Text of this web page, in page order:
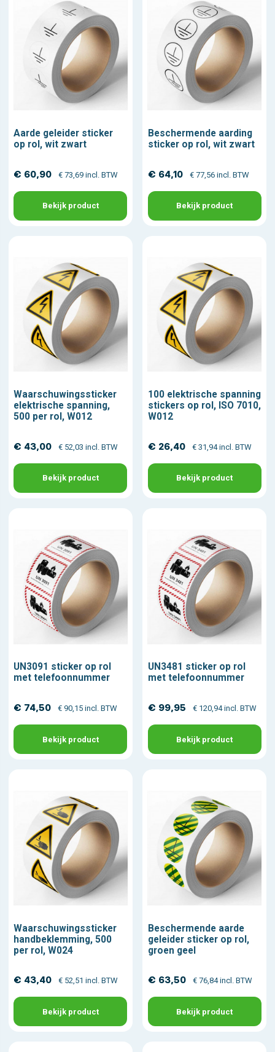
Aarde geleider sticker
op rol, wit zwart
€ 60,90 € 73,69 incl. BTW
Bekijk product
Beschermende aarding
sticker op rol, wit zwart
€ 64,10 € 77,56 incl. BTW
Bekijk product
Waarschuwingssticker
elektrische spanning,
500 per rol, W012
€ 43,00 € 52,03 incl. BTW
Bekijk product
100 elektrische spanning
stickers op rol, ISO 7010,
W012
€ 26,40 € 31,94 incl. BTW
Bekijk product
UN3091 sticker op rol
met telefoonnummer
€ 74,50 € 90,15 incl. BTW
Bekijk product
UN3481 sticker op rol
met telefoonnummer
€ 99,95 € 120,94 incl. BTW
Bekijk product
Waarschuwingssticker
handbeklemming, 500
per rol, W024
€ 43,40 € 52,51 incl. BTW
Bekijk product
Beschermende aarde
geleider sticker op rol,
groen geel
€ 63,50 € 76,84 incl. BTW
Bekijk product